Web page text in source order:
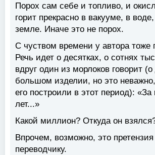
Порох сам себе и топливо, и
горит прекрасно в вакууме, в
земле. Иначе это не порох.
С чуством времени у автора тоже
Речь идет о десятках, о сотнях
вдруг один из морлоков говорит
большом изделии, но это
его построили в этот период):
лет...»
Какой миллион? Откуда он
Впрочем, возможно, это претензия
переводчику.